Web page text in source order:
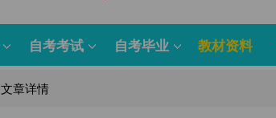
自考考试 自考毕业 教材资料
文章详情